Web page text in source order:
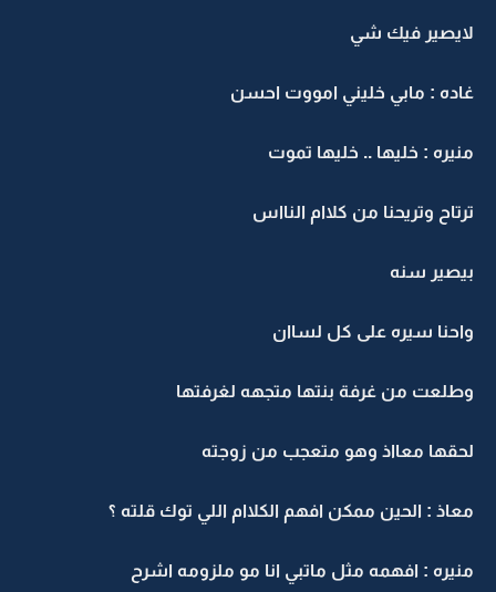
فيك شي
: مابي خليني امووت احسن
: خليها .. خليها تموت
وتريحنا من كلاام النااس
سنه
سيره على كل لساان
من غرفة بنتها متجهه لغرفتها
معااذ وهو متعجب من زوجته
: الحين ممكن افهم الكلاام اللي توك قلته ؟
: افهمه مثل ماتبي انا مو ملزومه اشرح